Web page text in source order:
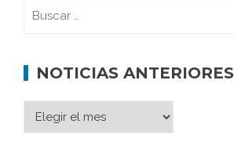
NOTICIAS ANTERIORES